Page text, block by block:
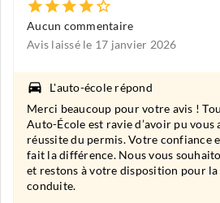
Aucun commentaire
Avis laissé le 17 janvier 2026
L'auto-école répond
Merci beaucoup pour votre avis !
Auto-École est ravie d’avoir pu vous
réussite du permis. Votre confiance
fait la différence. Nous vous
et restons à votre disposition pour
conduite.